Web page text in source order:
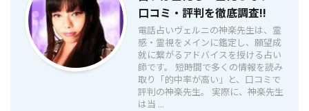
口コミ・評判を徹底調査!!
電話占いヴェルニの神楽先生は、霊
感・霊視をメインに鑑定し、願望成
就に繋がるアドバイスを授ける占い
師です。 短時間で多くの情報を読み
取り「的中率が高い」と、口コミで
評判の神楽先生。 実際に、神楽先生
は当 ...